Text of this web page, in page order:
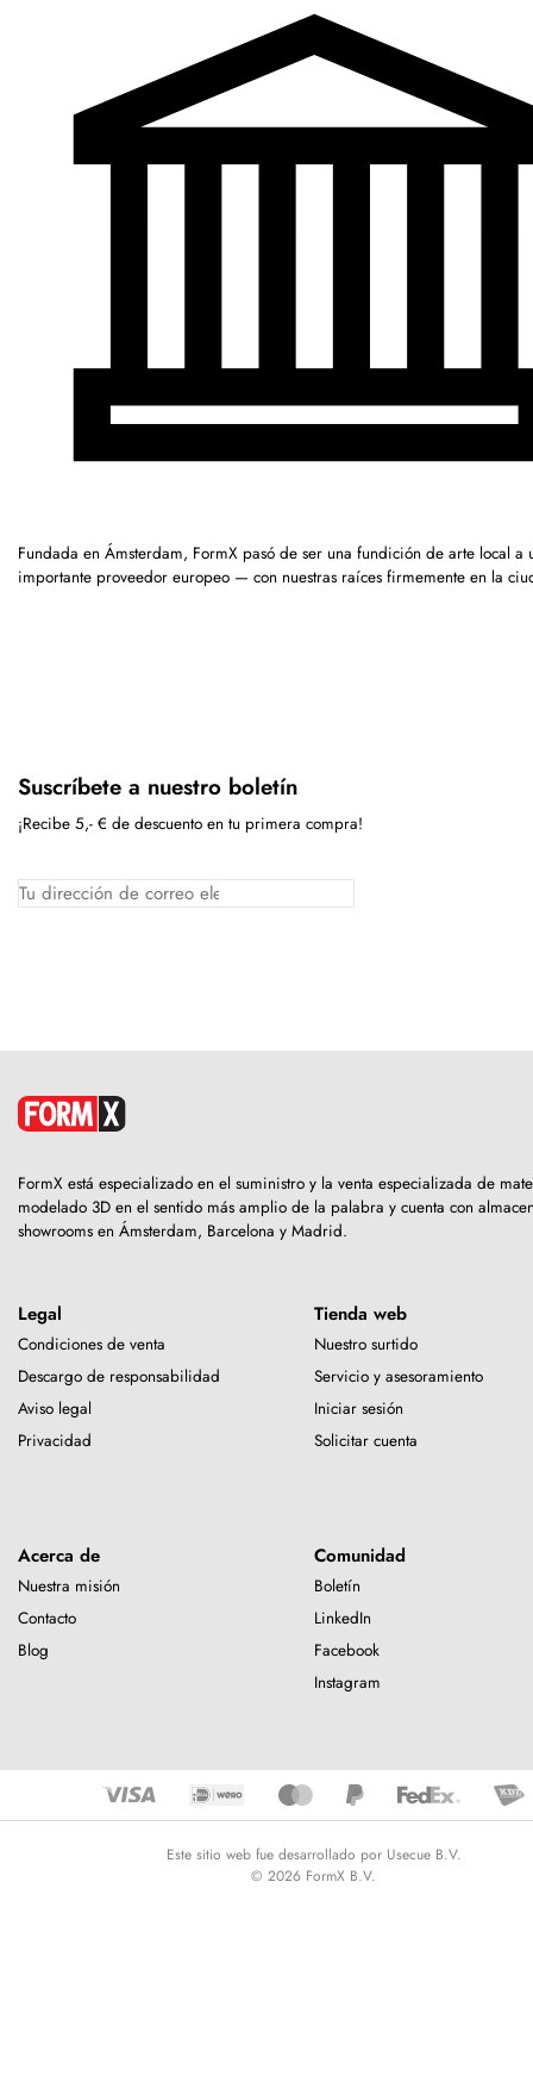
Fundada en Ámsterdam, FormX pasó de ser una fundición de arte local a
importante proveedor europeo — con nuestras raíces firmemente en la
Suscríbete a nuestro boletín
¡Recibe 5,- € de descuento en tu primera compra!
FormX está especializado en el suministro y la venta especializada de
modelado 3D en el sentido más amplio de la palabra y cuenta con
showrooms en Ámsterdam, Barcelona y Madrid.
Legal
Condiciones de venta
Descargo de responsabilidad
Aviso legal
Privacidad
Tienda web
Nuestro surtido
Servicio y asesoramiento
Iniciar sesión
Solicitar cuenta
Acerca de
Nuestra misión
Contacto
Blog
Comunidad
Boletín
LinkedIn
Facebook
Instagram
Este sitio web fue desarrollado por Usecue B.V.
© 2026 FormX B.V.